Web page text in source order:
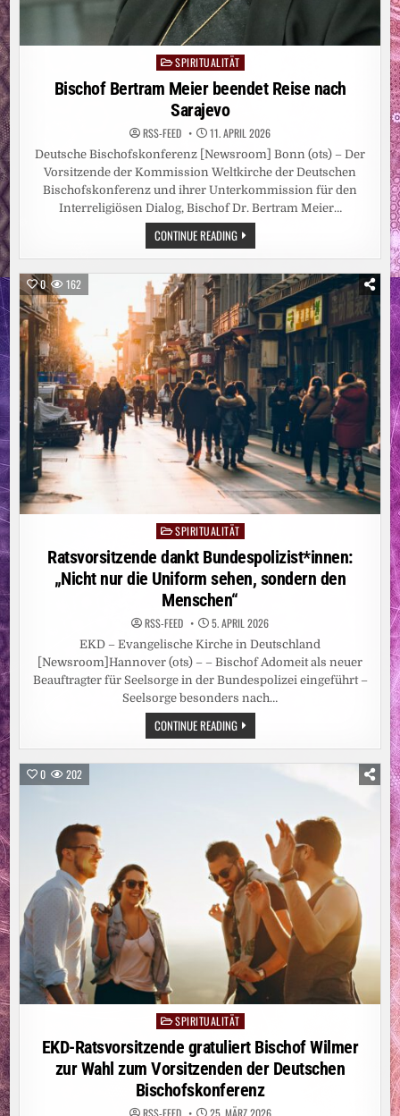
PostedSPIRITUALITÄT
Bischof Bertram Meier beendet Reise nach
Sarajevo
RSS-FEED 11. APRIL 2026
Deutsche Bischofskonferenz [Newsroom] Bonn (ots) – Der
Vorsitzende der Kommission Weltkirche der Deutschen
Bischofskonferenz und ihrer Unterkommission für den
Interreligiösen Dialog, Bischof Dr. Bertram Meier…
CONTINUE READINGBISCHOF
BERTRAM
MEIER
BEENDET
REISE
NACH
SARAJEVO
0 162
Posted
in
SPIRITUALITÄT
Ratsvorsitzende dankt Bundespolizist*innen:
„Nicht nur die Uniform sehen, sondern den
Menschen“
RSS-FEED 5. APRIL 2026
EKD – Evangelische Kirche in Deutschland
[Newsroom]Hannover (ots) – – Bischof Adomeit als neuer
Beauftragter für Seelsorge in der Bundespolizei eingeführt –
Seelsorge besonders nach…
CONTINUE READINGRATSVORSITZENDE
DANKT
BUNDESPOLIZIST*INNEN:
„NICHT
SONDERN
MENSCHEN“
0 202
PostedSPIRITUALITÄT
EKD-Ratsvorsitzende gratuliert Bischof Wilmer
zur Wahl zum Vorsitzenden der Deutschen
Bischofskonferenz